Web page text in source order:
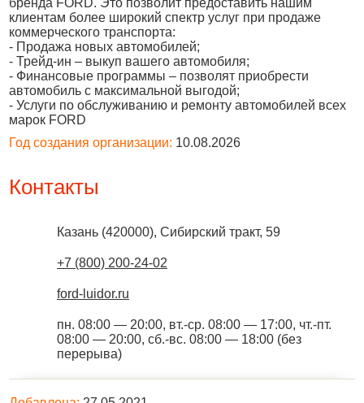
бренда FORD. Это позволит предоставить нашим
клиентам более широкий спектр услуг при продаже
коммерческого транспорта:
- Продажа новых автомобилей;
- Трейд-ин – выкуп вашего автомобиля;
- Финансовые программы – позволят приобрести
автомобиль с максимальной выгодой;
- Услуги по обслуживанию и ремонту автомобилей всех
марок FORD
Год создания организации: 10.08.2026
Контакты
Казань (420000), Сибирский тракт, 59
+7 (800) 200-24-02
ford-luidor.ru
пн. 08:00 — 20:00, вт.-ср. 08:00 — 17:00, чт.-пт.
08:00 — 20:00, сб.-вс. 08:00 — 18:00 (без
перерыва)